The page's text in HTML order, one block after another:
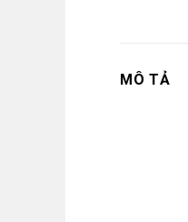
MÔ TẢ